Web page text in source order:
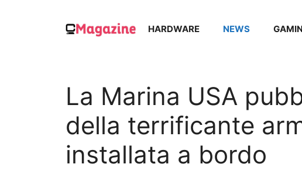
HARDWARE NEWS
La Marina USA
della terrificante
installata a bordo